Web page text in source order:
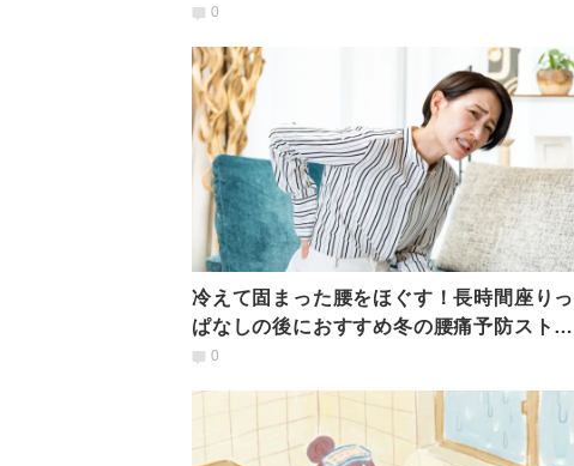
夢の店づくり #私たちの自由な選択
0
冷えて固まった腰をほぐす！長時間座りっ
ぱなしの後におすすめ冬の腰痛予防ストレ
ッチ
0